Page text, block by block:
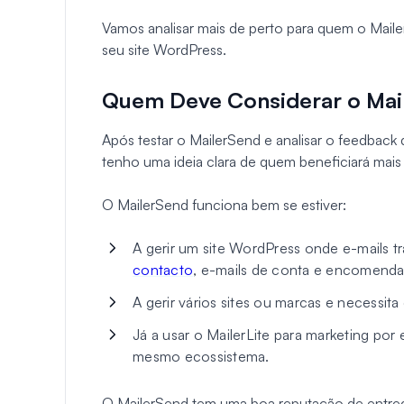
Vamos analisar mais de perto para quem o
seu site WordPress.
Quem Deve Considerar o
Após testar o MailerSend e analisar o
tenho uma ideia clara de quem beneficiará
O MailerSend funciona bem se estiver:
A gerir um site WordPress onde e-mails
contacto, e-mails de conta e
A gerir vários sites ou marcas e
Já a usar o MailerLite para marketing
mesmo ecossistema.